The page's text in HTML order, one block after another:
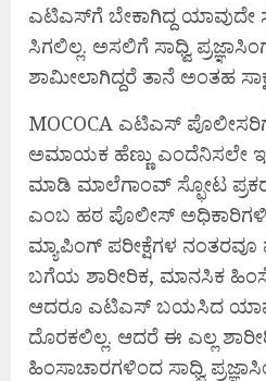
ಎಟಿಎಸ್‌ಗೆ ಬೇಕಾಗಿದ್ದ ಯಾವುದೇ
ಸಿಗಲಿಲ್ಲ. ಅಸಲಿಗೆ ಸಾಧ್ವಿ
ಶಾಮೀಲಾಗಿದ್ದರೆ ತಾನೆ ಅಂತಹ
MOCOCA ಎಟಿಎಸ್
ಅಮಾಯಕ ಹೆಣ್ಣು ಎಂದೆನಿಸಲೇ
ಮಾಡಿ ಮಾಲೆಗಾಂವ್ ಸ್ಫೋಟ
ಎಂಬ ಹಠ ಪೊಲೀಸ್
ಮ್ಯಾಪಿಂಗ್ ಪರೀಕ್ಷೆಗಳ ನಂತರವೂ
ಬಗೆಯ ಶಾರೀರಿಕ, ಮಾನಸಿಕ
ಆದರೂ ಎಟಿಎಸ್ ಬಯಸಿದ ಯಾವ
ದೊರಕಲಿಲ್ಲ. ಆದರೆ ಈ ಎಲ್ಲ
ಹಿಂಸಾಚಾರಗಳಿಂದ ಸಾಧ್ವಿ